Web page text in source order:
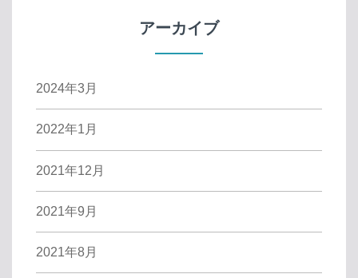
アーカイブ
2024年3月
2022年1月
2021年12月
2021年9月
2021年8月